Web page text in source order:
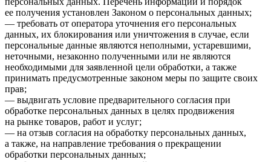
ее получения установлен Законом о персональных данных;
— требовать от оператора уточнения его персональных
данных, их блокирования или уничтожения в случае, если
персональные данные являются неполными, устаревшими,
неточными, незаконно полученными или не являются
необходимыми для заявленной цели обработки, а также
принимать предусмотренные законом меры по защите своих
прав;
— выдвигать условие предварительного согласия при
обработке персональных данных в целях продвижения
на рынке товаров, работ и услуг;
— на отзыв согласия на обработку персональных данных,
а также, на направление требования о прекращении
обработки персональных данных;